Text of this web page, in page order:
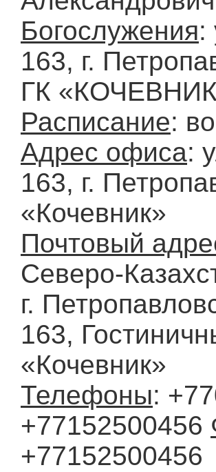
Богослужения:
163, г.
ГК
Расписание:
Адрес офиса:
163, г.
«Кочевник»
Почтовый
Северо-
г.
163,
«Кочевник»
Телефоны:
+77152500456
+77152500456